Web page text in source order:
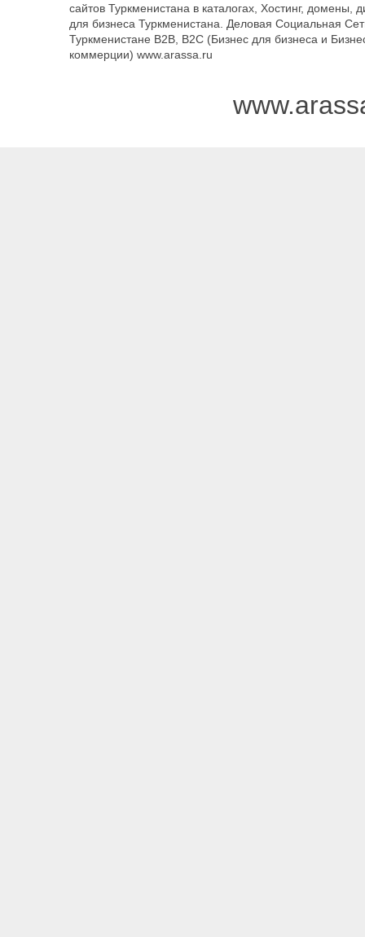
сайтов Туркменистана в каталогах, Хостинг, домены,
для бизнеса Туркменистана. Деловая Социальная
Туркменистане B2B, B2C (Бизнес для бизнеса и
коммерции) www.arassa.ru